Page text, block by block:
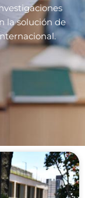
la solución de